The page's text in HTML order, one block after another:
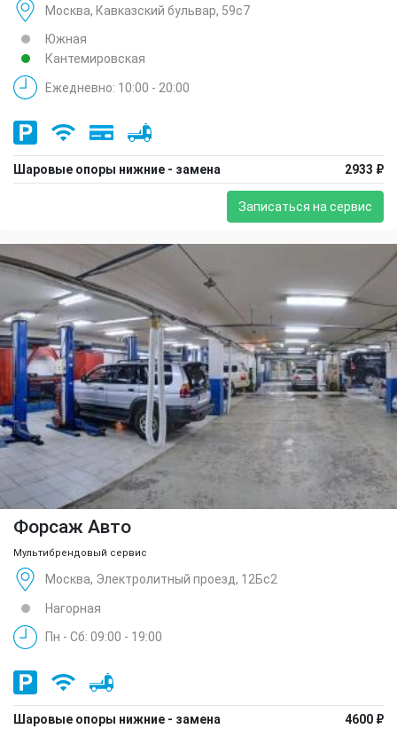
Москва, Кавказский бульвар, 59с7
Южная
Кантемировская
Ежедневно: 10:00 - 20:00
Шаровые опоры нижние - замена 2933 ₽
Записаться на сервис
Форсаж Авто
Мультибрендовый сервис
Москва, Электролитный проезд, 12Бс2
Нагорная
Пн - Сб: 09:00 - 19:00
Шаровые опоры нижние - замена 4600 ₽